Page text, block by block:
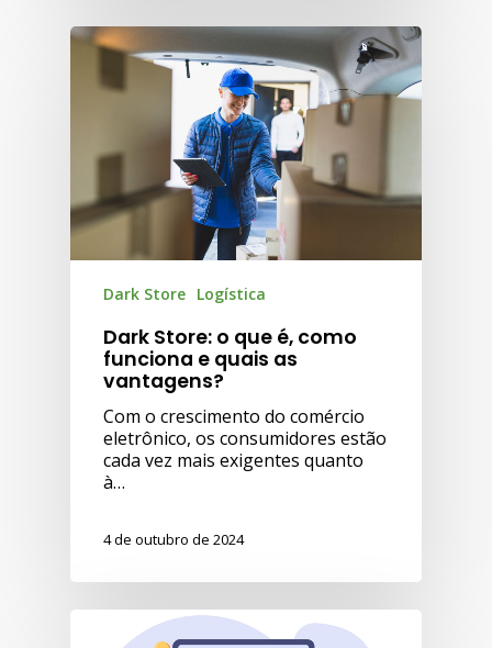
Dark Store Logística
Dark Store: o que é, como
funciona e quais as
vantagens?
Com o crescimento do comércio
eletrônico, os consumidores estão
cada vez mais exigentes quanto
à…
4 de outubro de 2024